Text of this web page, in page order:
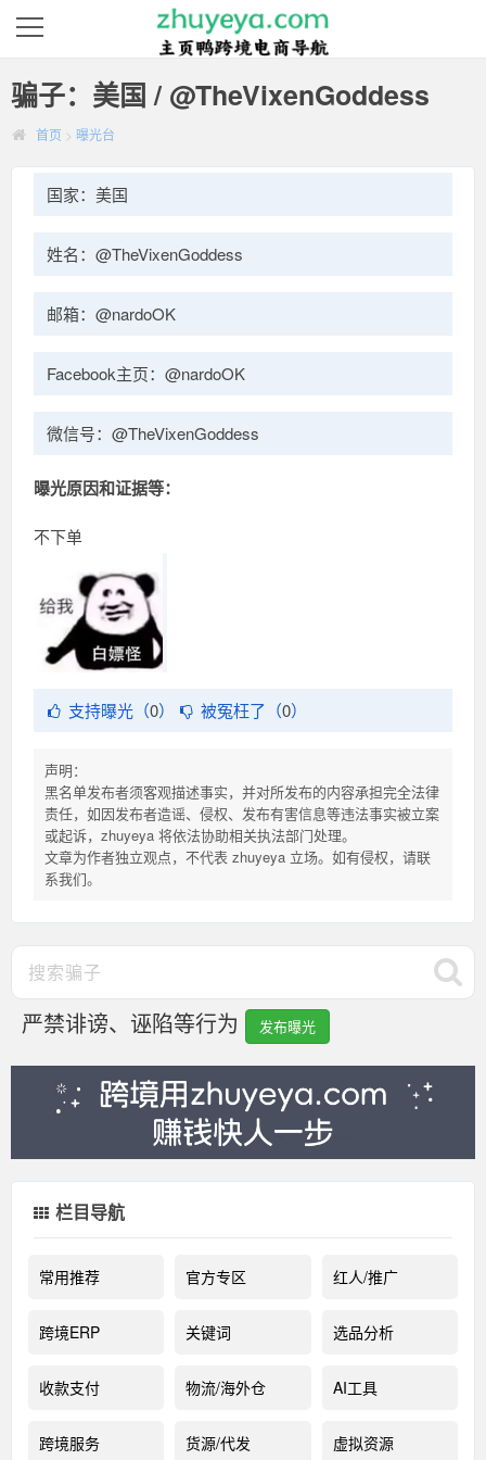
骗子：美国 / @TheVixenGoddess
首页 > 曝光台
国家：美国
姓名：@TheVixenGoddess
邮箱：@nardoOK
Facebook主页：@nardoOK
微信号：@TheVixenGoddess
曝光原因和证据等：
不下单
支持曝光（0） 被冤枉了（0）
声明：
黑名单发布者须客观描述事实，并对所发布的内容承担完全法律
责任，如因发布者造谣、侵权、发布有害信息等违法事实被立案
或起诉，zhuyeya 将依法协助相关执法部门处理。
文章为作者独立观点，不代表 zhuyeya 立场。如有侵权，请联
系我们。
严禁诽谤、诬陷等行为 发布曝光
栏目导航
常用推荐 官方专区 红人/推广
跨境ERP 关键词 选品分析
收款支付 物流/海外仓 AI工具
跨境服务 货源/代发 虚拟资源